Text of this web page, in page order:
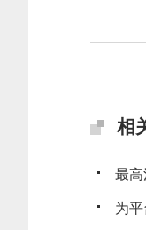
相
最高
为